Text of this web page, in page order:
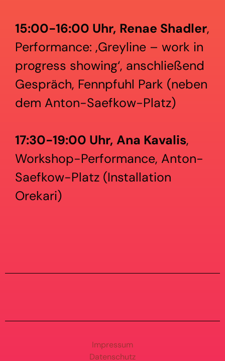
15:00-16:00 Uhr, Renae Shadler,
Performance: ‚Greyline – work in
progress showing‘, anschließend
Gespräch, Fennpfuhl Park (neben
dem Anton-Saefkow-Platz)
17:30-19:00 Uhr, Ana Kavalis,
Workshop-Performance, Anton-
Saefkow-Platz (Installation
Orekari)
Impressum
Datenschutz